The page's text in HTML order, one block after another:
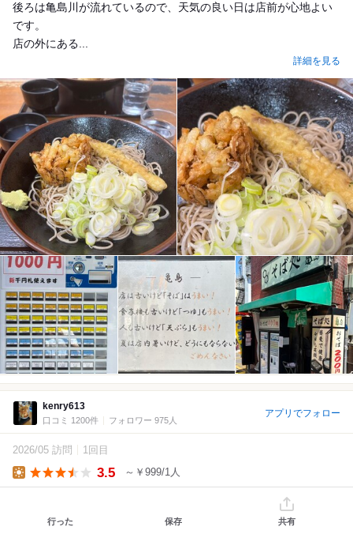
後ろは亀島川が流れているので、天気の良い日は店前が心地よい
です。
店の外にある...
詳細を見る
kenry613
口コミ 1200件 フォロワー 975人
アプリでフォロー
2026/05 訪問 1回目
Lunch
3.5 ～￥999/1人
本日のランチは茅場町
行った 保存 共有